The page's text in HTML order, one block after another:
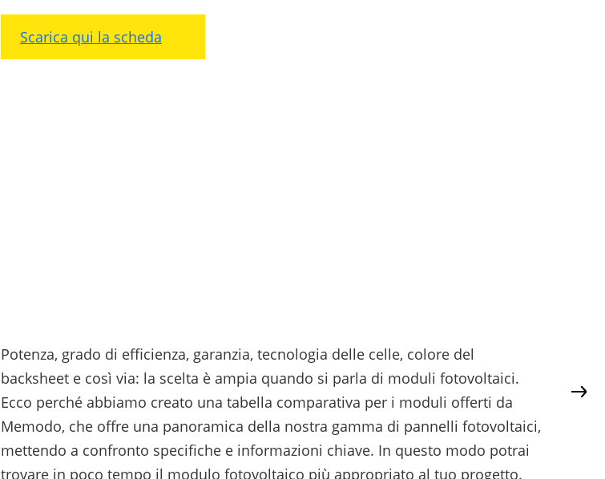
Scarica qui la scheda
Potenza, grado di efficienza, garanzia, tecnologia delle celle, colore del
backsheet e così via: la scelta è ampia quando si parla di moduli fotovoltaici.
Ecco perché abbiamo creato una tabella comparativa per i moduli offerti da
Memodo, che offre una panoramica della nostra gamma di pannelli fotovoltaici,
mettendo a confronto specifiche e informazioni chiave. In questo modo potrai
trovare in poco tempo il modulo fotovoltaico più appropriato al tuo progetto.